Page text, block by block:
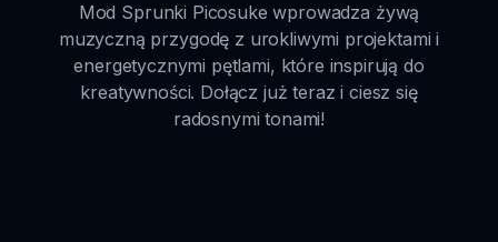
Mod Sprunki Picosuke wprowadza żywą
muzyczną przygodę z urokliwymi projektami i
energetycznymi pętlami, które inspirują do
kreatywności. Dołącz już teraz i ciesz się
radosnymi tonami!